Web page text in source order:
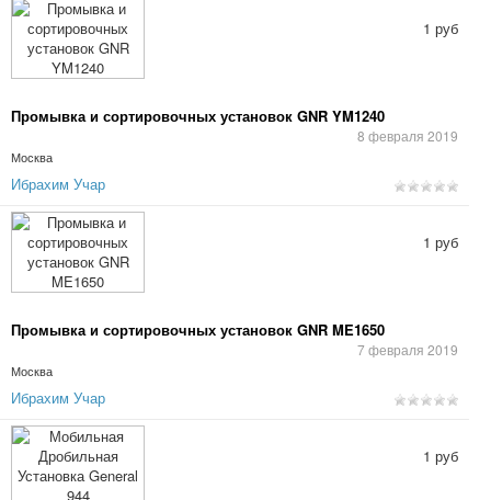
Промывка и сортировочных установок GNR YM1240
8 февраля 2019
Москва
1 руб
Ибрахим Учар
Промывка и сортировочных установок GNR ME1650
7 февраля 2019
Москва
1 руб
Ибрахим Учар
1 руб